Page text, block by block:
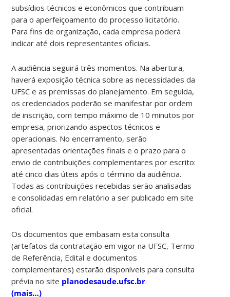
subsídios técnicos e econômicos que contribuam
para o aperfeiçoamento do processo licitatório.
Para fins de organização, cada empresa poderá
indicar até dois representantes oficiais.
A audiência seguirá três momentos. Na abertura,
haverá exposição técnica sobre as necessidades da
UFSC e as premissas do planejamento. Em seguida,
os credenciados poderão se manifestar por ordem
de inscrição, com tempo máximo de 10 minutos por
empresa, priorizando aspectos técnicos e
operacionais. No encerramento, serão
apresentadas orientações finais e o prazo para o
envio de contribuições complementares por escrito:
até cinco dias úteis após o término da audiência.
Todas as contribuições recebidas serão analisadas
e consolidadas em relatório a ser publicado em site
oficial.
Os documentos que embasam esta consulta
(artefatos da contratação em vigor na UFSC, Termo
de Referência, Edital e documentos
complementares) estarão disponíveis para consulta
prévia no site planodesaude.ufsc.br.
(mais…)